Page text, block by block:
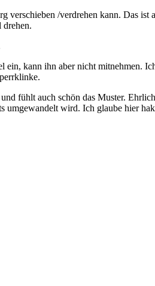
verschieben /verdrehen kann. Das
drehen.
kann ihn aber nicht mitnehmen.
fühlt auch schön das Muster.
umgewandelt wird. Ich glaube hier